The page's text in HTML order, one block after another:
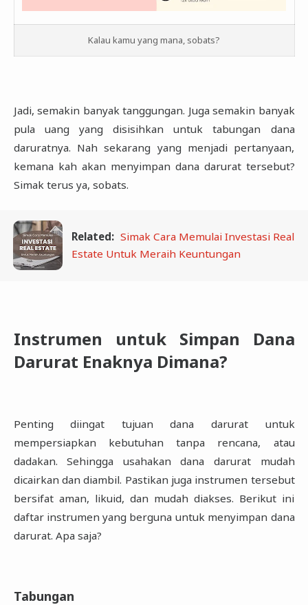
Kalau kamu yang mana, sobats?
Jadi, semakin banyak tanggungan. Juga semakin banyak
pula uang yang disisihkan untuk ‎tabungan dana
daruratnya. Nah sekarang yang menjadi pertanyaan,
kemana kah akan ‎menyimpan dana darurat tersebut?
Simak terus ya, sobats.‎
Related: Simak Cara Memulai Investasi Real
Estate Untuk Meraih Keuntungan
Instrumen untuk Simpan Dana
Darurat Enaknya Dimana?‎
Penting diingat tujuan dana darurat untuk
mempersiapkan kebutuhan tanpa rencana, atau
‎dadakan. Sehingga usahakan dana darurat mudah
dicairkan dan diambil. Pastikan juga ‎instrumen tersebut
bersifat aman, likuid, dan mudah diakses. Berikut ini
daftar instrumen yang ‎berguna untuk menyimpan dana
darurat. Apa saja?‎
Tabungan